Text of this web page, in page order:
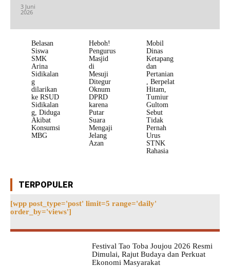
3 Juni
2026
Belasan
Siswa
SMK
Arina
Sidikalan
g
dilarikan
ke RSUD
Sidikalan
g, Diduga
Akibat
Konsumsi
MBG
Heboh!
Pengurus
Masjid
di
Mesuji
Ditegur
Oknum
DPRD
karena
Putar
Suara
Mengaji
Jelang
Azan
Mobil
Dinas
Ketapang
dan
Pertanian
, Berpelat
Hitam,
Tumiur
Gultom
Sebut
Tidak
Pernah
Urus
STNK
Rahasia
TERPOPULER
[wpp post_type='post' limit=5 range='daily'
order_by='views']
Festival Tao Toba Joujou 2026 Resmi
Dimulai, Rajut Budaya dan Perkuat
Ekonomi Masyarakat